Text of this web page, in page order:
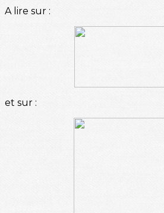
A lire sur :
et sur :